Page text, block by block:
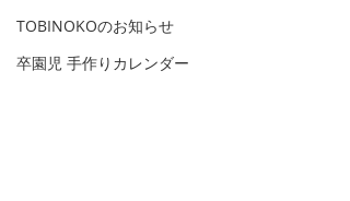
TOBINOKOのお知らせ
卒園児 手作りカレンダー